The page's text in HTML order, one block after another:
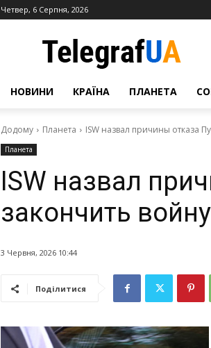
Четвер, 6 Серпня, 2026
НОВИНИ КРАЇНА ПЛАНЕТА
Додому Планета ISW назвал причины отказа
Планета
ISW назвал
закончить войну
3 Червня, 2026 10:44
Поділитися